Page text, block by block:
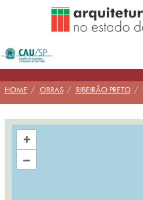
HOME OBRAS RIBEIRÃO PRETO
+
–